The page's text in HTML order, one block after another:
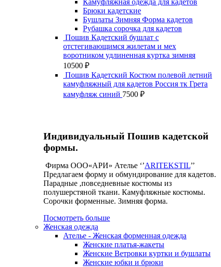
Камуфляжная одежда для кадетов
Брюки кадетские
Бушлаты Зимняя Форма кадетов
Рубашка сорочка для кадетов
Пошив Кадетский бушлат с
отстегивающимся жилетам и мех
воротником удлиненная куртка зимняя
10500 ₽
Пошив Кадетский Костюм полевой летний
камуфляжный для кадетов Россия тк Грета
камуфляж синий 7500 ₽
Индивидуальный Пошив кадетской
формы.
Фирма ООО«АРИ» Ателье ‘’ARITEKSTIL’’
Предлагаем форму и обмундирование для кадетов.
Парадные ,повседневные костюмы из
полушерстяной ткани. Камуфляжные костюмы.
Сорочки форменные. Зимняя форма.
Посмотреть больше
Женская одежда
Ателье - Женская форменная одежда
Женские платья-жакеты
Женские Ветровки куртки и бушлаты
Женские юбки и брюки